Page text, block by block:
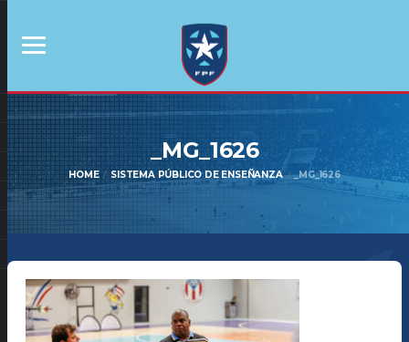
_MG_1626
HOME SISTEMA PÚBLICO DE ENSEÑANZA _MG_1626